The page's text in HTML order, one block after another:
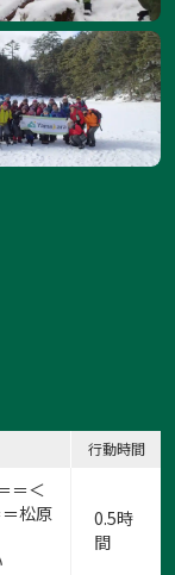
行動時間
＝＜
松原
0.5時
間